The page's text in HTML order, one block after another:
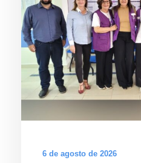
6 de agosto de 2026